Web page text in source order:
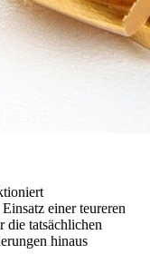
einer teureren
die tatsächlichen
hinaus